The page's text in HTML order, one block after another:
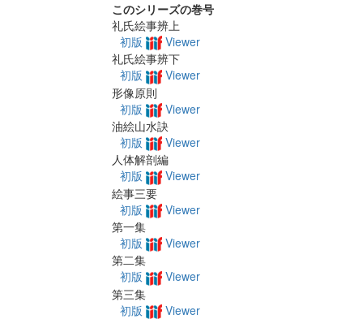
このシリーズの巻号
礼氏絵事辨上
初版
Viewer
礼氏絵事辨下
初版
Viewer
形像原則
初版
Viewer
油絵山水訣
初版
Viewer
人体解剖編
初版
Viewer
絵事三要
初版
Viewer
第一集
初版
Viewer
第二集
初版
Viewer
第三集
初版
Viewer